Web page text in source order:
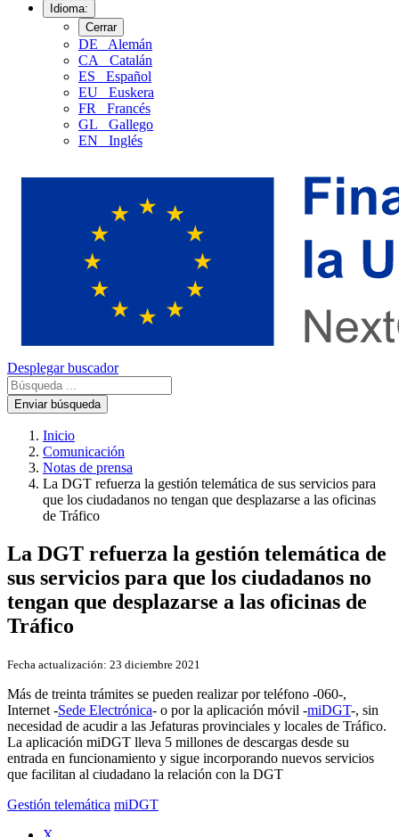
Idioma:
Cerrar
DE
Alemán
CA
Catalán
ES
Español
EU
Euskera
FR
Francés
GL
Gallego
EN
Inglés
Desplegar buscador
Enviar búsqueda
Inicio
Comunicación
Notas de prensa
La DGT refuerza la gestión telemática de sus servicios para
que los ciudadanos no tengan que desplazarse a las oficinas
de Tráfico
La DGT refuerza la gestión telemática de
sus servicios para que los ciudadanos no
tengan que desplazarse a las oficinas de
Tráfico
Fecha actualización: 23 diciembre 2021
Más de treinta trámites se pueden realizar por teléfono -060-,
Internet -Sede Electrónica- o por la aplicación móvil -miDGT-, sin
necesidad de acudir a las Jefaturas provinciales y locales de Tráfico.
La aplicación miDGT lleva 5 millones de descargas desde su
entrada en funcionamiento y sigue incorporando nuevos servicios
que facilitan al ciudadano la relación con la DGT
Gestión telemática miDGT